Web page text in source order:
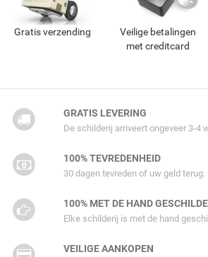
Gratis verzending
Veilige betalingen
met creditcard
GRATIS LEVERING
De schilderij arriveert ongeveer 3-4
100% TEVREDENHEID
30 dagen tevreden of uw geld terug.
100% MET DE HAND
Elke schilderij is met de hand
VEILIGE AANKOPEN